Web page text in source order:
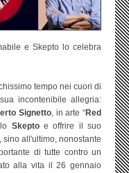
e Skepto lo celebra
tempo nei cuori di
incontenibile allegria:
Signetto, in arte “Red
Skeptoe offrire il suo
all'ultimo, nonostante
di tutte contro un
alla vita il 26 gennaio